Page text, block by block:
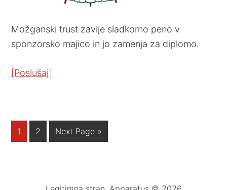
Možganski trust zavije sladkorno peno v
sponzorsko majico in jo zamenja za diplomo.
[Poslušaj]
1 2 Next Page »